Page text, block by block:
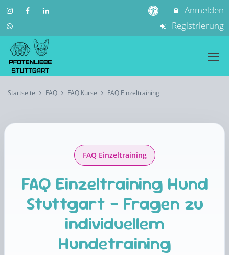
Anmelden
Registrierung
Startseite FAQ FAQ Kurse FAQ Einzeltraining
FAQ Einzeltraining
FAQ Einzeltraining Hund
Stuttgart – Fragen zu
individuellem
Hundetraining